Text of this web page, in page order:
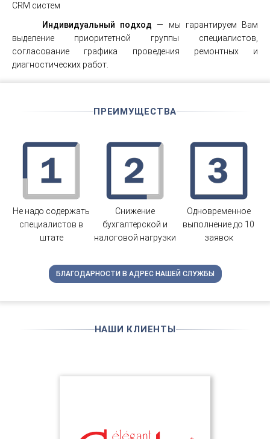
CRM систем
Индивидуальный подход — мы гарантируем Вам
выделение приоритетной группы специалистов,
согласование графика проведения ремонтных и
диагностических работ.
ПРЕИМУЩЕСТВА
Не надо содержать
специалистов в
штате
Снижение
бухгалтерской и
налоговой нагрузки
Одновременное
выполнение до 10
заявок
БЛАГОДАРНОСТИ В АДРЕС НАШЕЙ СЛУЖБЫ
НАШИ КЛИЕНТЫ